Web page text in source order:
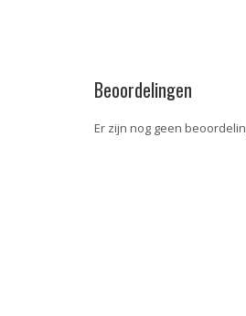
Beoordelingen
Er zijn nog geen